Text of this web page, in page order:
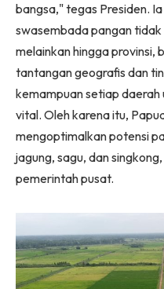
bangsa," tegas Presiden.
swasembada pangan
melainkan hingga provinsi,
tantangan geografis dan
kemampuan setiap daerah
vital. Oleh karena itu,
mengoptimalkan potensi
jagung, sagu, dan
pemerintah pusat.